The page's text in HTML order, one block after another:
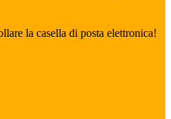
la casella di posta elettronica!